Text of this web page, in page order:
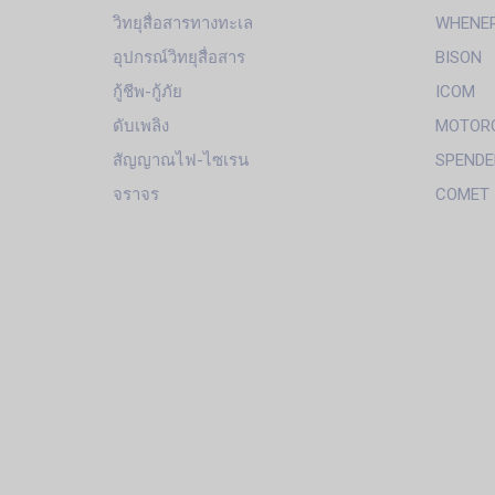
วิทยุสื่อสารทางทะเล
อุปกรณ์วิทยุสื่อสาร
กู้ชีพ-กู้ภัย
ดับเพลิง
สัญญาณไฟ-ไซเรน
จราจร
BISON
ICOM
COMET